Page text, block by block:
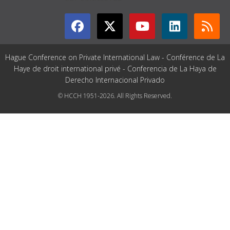
Hague Conference on Private International Law - Conférence de La
Haye de droit international privé - Conferencia de La Haya de
Derecho Internacional Privado
© HCCH 1951-2026. All Rights Reserved.